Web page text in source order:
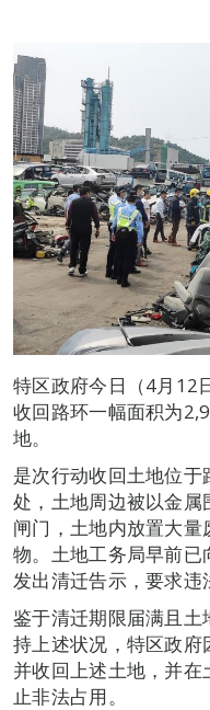
特区政府今日（4月12
收回路环一幅面积为
地。
是次行动收回土地位
处，土地周边被以金
闸门，土地内放置大
物。土地工务局早前已
发出清迁告示，要求违
鉴于清迁期限届满且
持上述状况，特区政
并收回上述土地，并
止非法占用。